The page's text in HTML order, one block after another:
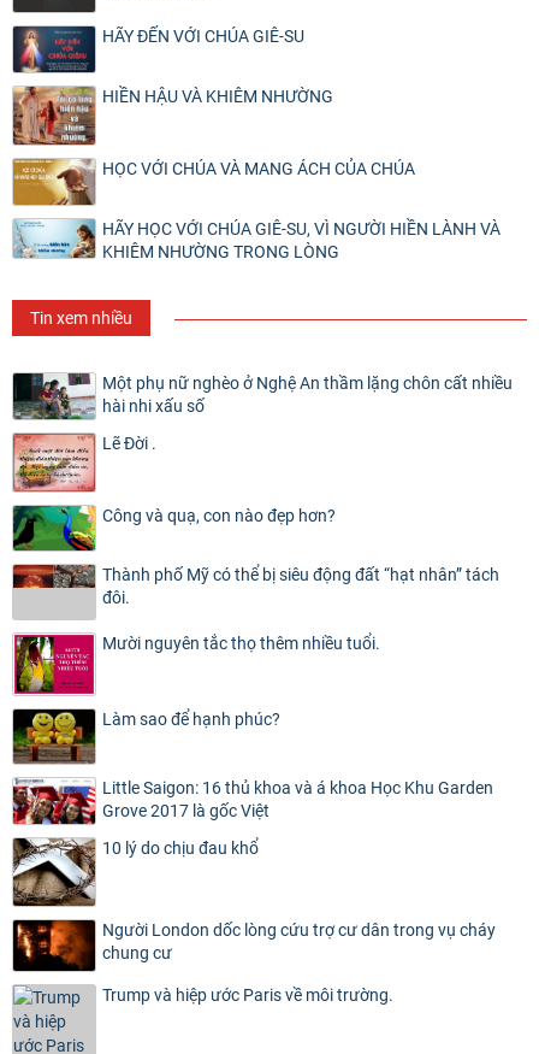
HÃY ĐẾN VỚI CHÚA GIÊ-SU
HIỀN HẬU VÀ KHIÊM NHƯỜNG
HỌC VỚI CHÚA VÀ MANG ÁCH CỦA CHÚA
HÃY HỌC VỚI CHÚA GIÊ-SU, VÌ NGƯỜI HIỀN LÀNH VÀ
KHIÊM NHƯỜNG TRONG LÒNG
Tin xem nhiều
Một phụ nữ nghèo ở Nghệ An thầm lặng chôn cất nhiều
hài nhi xấu số
Lẽ Đời .
Công và quạ, con nào đẹp hơn?
Thành phố Mỹ có thể bị siêu động đất “hạt nhân” tách
đôi.
Mười nguyên tắc thọ thêm nhiều tuổi.
Làm sao để hạnh phúc?
Little Saigon: 16 thủ khoa và á khoa Học Khu Garden
Grove 2017 là gốc Việt
10 lý do chịu đau khổ
Người London dốc lòng cứu trợ cư dân trong vụ cháy
chung cư
Trump và hiệp ước Paris về môi trường.